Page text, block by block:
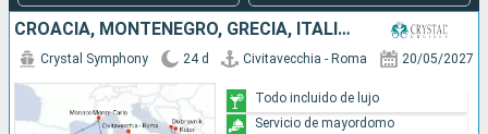
CROACIA, MONTENEGRO, GRECIA, ITALIA, MALTA, ESPAÑA, MONACO, TÚNEZ
Crystal Symphony 24 d Civitavecchia - Roma 20/05/2027
Todo incluido de lujo
Servicio de mayordomo